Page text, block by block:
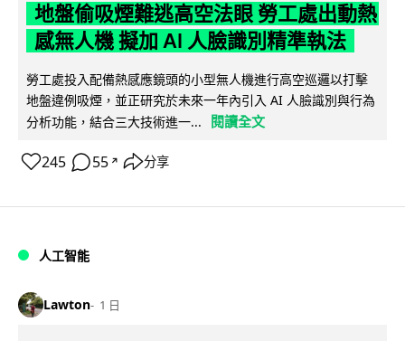
地盤偷吸煙難逃高空法眼 勞工處出動熱
感無人機 擬加 AI 人臉識別精準執法
勞工處投入配備熱感應鏡頭的小型無人機進行高空巡邏以打擊
地盤違例吸煙，並正研究於未來一年內引入 AI 人臉識別與行為
分析功能，結合三大技術進一...
閱讀全文
245 55 ↗ 分享
人工智能
Lawton 1 日